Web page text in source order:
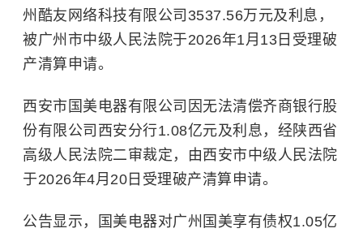
州酷友网络科技有限公司3537.56万元及利息，
被广州市中级人民法院于2026年1月13日受理破
产清算申请。
西安市国美电器有限公司因无法清偿齐商银行股
份有限公司西安分行1.08亿元及利息，经陕西省
高级人民法院二审裁定，由西安市中级人民法院
于2026年4月20日受理破产清算申请。
公告显示，国美电器对广州国美享有债权1.05亿